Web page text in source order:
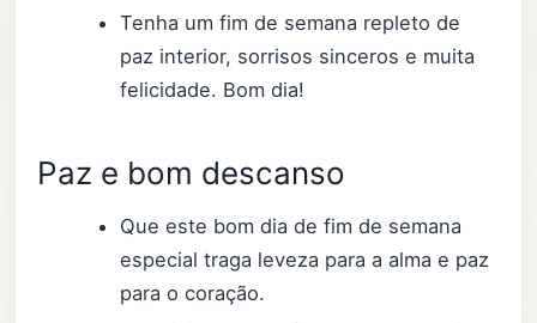
Tenha um fim de semana repleto de
paz interior, sorrisos sinceros e muita
felicidade. Bom dia!
Paz e bom descanso
Que este bom dia de fim de semana
especial traga leveza para a alma e paz
para o coração.